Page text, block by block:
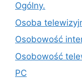
Ogólny.
Osoba
Osobowość
Osobowość
PC